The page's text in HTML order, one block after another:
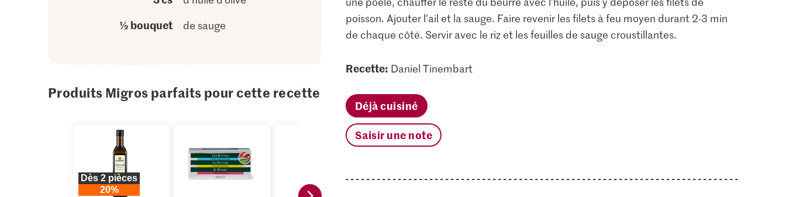
½ bouquet de sauge
Produits Migros parfaits pour cette recette
Dès 2 pièces
20%
poisson. Ajouter l’ail et la sauge. Faire revenir les filets à feu moyen durant 2-3 min
de chaque côté. Servir avec le riz et les feuilles de sauge croustillantes.
Recette: Daniel Tinembart
Déjà cuisiné
Saisir une note